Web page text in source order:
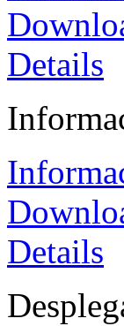
Details
Details